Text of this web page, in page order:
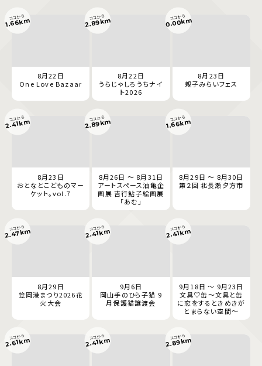
8月22日
One Love Bazaar
ココから
1.66km
8月22日
うらじゃしろうちナイ
ト2026
ココから
2.89km
8月23日
親子みらいフェス
ココから
0.00km
8月23日
おとなとこどものマー
ケット。vol.7
ココから
2.41km
8月26日 ～ 8月31日
アートスペース油亀企
画展 吉行鮎子絵画展
「あむ」
ココから
2.89km
8月29日 ～ 8月30日
第２回 北長瀬夕方市
ココから
1.66km
8月29日
笠岡港まつり2026花
火大会
ココから
2.47km
9月6日
岡山手のひら子猫 9
月保護猫譲渡会
ココから
2.41km
9月18日 ～ 9月23日
文具♡缶～文具と缶
に恋をするときめきが
とまらない空間～
ココから
2.41km
ココから
2.61km ココから
2.41km ココから
2.89km